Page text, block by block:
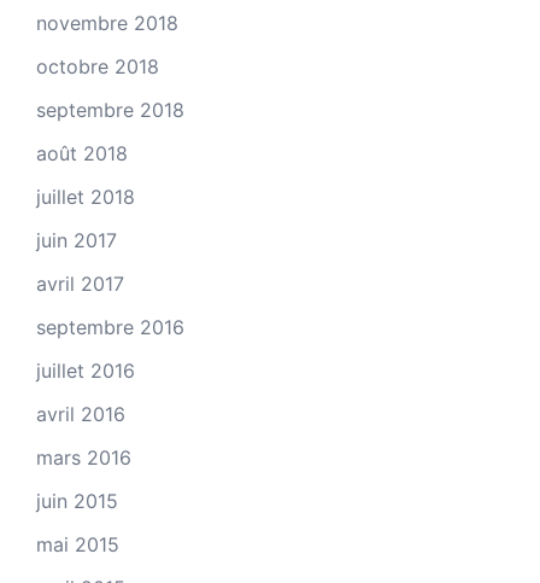
novembre 2018
octobre 2018
septembre 2018
août 2018
juillet 2018
juin 2017
avril 2017
septembre 2016
juillet 2016
avril 2016
mars 2016
juin 2015
mai 2015